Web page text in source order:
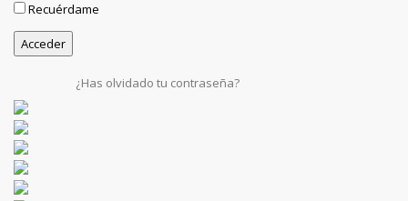
Recuérdame
¿Has olvidado tu contraseña?